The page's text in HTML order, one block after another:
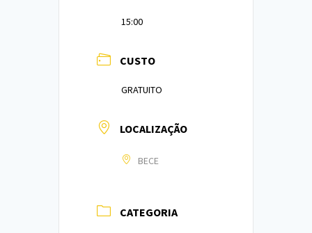
15:00
CUSTO
GRATUITO
LOCALIZAÇÃO
BECE
CATEGORIA